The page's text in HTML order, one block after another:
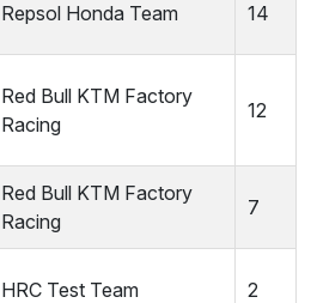
Repsol Honda Team 14
Red Bull KTM Factory
Racing
12
Red Bull KTM Factory
Racing
7
HRC Test Team 2